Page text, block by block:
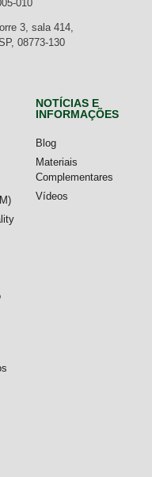
010
3, sala 414,
08773-130
NOTÍCIAS E
INFORMAÇÕES
Blog
Materiais
Complementares
Vídeos